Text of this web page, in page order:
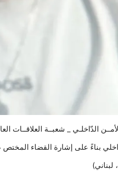
الدّاخلـي _ شعبــة العلاقــات
بناءً على إشارة القضاء